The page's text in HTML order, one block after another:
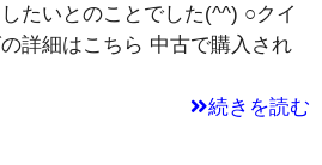
たいとのことでした(^^) ○クイ
詳細はこちら 中古で購入され
続きを読む